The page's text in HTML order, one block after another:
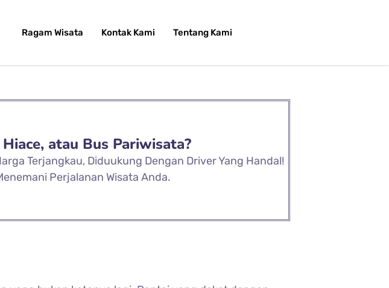
Ragam Wisata Kontak Kami Tentang Kami
atau Bus Pariwisata?
Terjangkau, Diduukung Dengan Driver Yang Handal!
Perjalanan Wisata Anda.